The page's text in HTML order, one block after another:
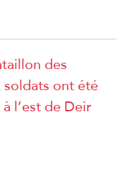
des
ont été
l’est de Deir